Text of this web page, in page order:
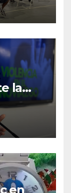
la
en